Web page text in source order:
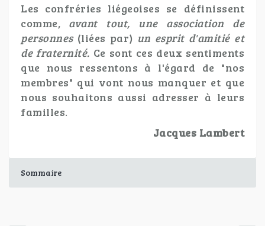
Les confréries liégeoises se définissent
comme, avant tout, une association de
personnes (liées par) un esprit d'amitié et
de fraternité. Ce sont ces deux sentiments
que nous ressentons à l'égard de "nos
membres" qui vont nous manquer et que
nous souhaitons aussi adresser à leurs
familles.
Jacques Lambert
Sommaire